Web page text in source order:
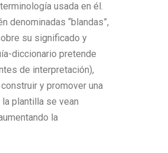
usada en él.
denominadas “blandas”,
su significado y
diccionario pretende
de interpretación),
y promover una
plantilla se vean
la